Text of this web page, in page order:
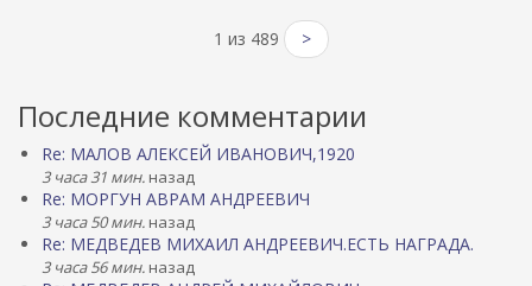
1 из 489 >
Последние комментарии
Re: МАЛОВ АЛЕКСЕЙ ИВАНОВИЧ,1920
3 часа 31 мин. назад
Re: МОРГУН АВРАМ АНДРЕЕВИЧ
3 часа 50 мин. назад
Re: МЕДВЕДЕВ МИХАИЛ АНДРЕЕВИЧ.ЕСТЬ НАГРАДА.
3 часа 56 мин. назад